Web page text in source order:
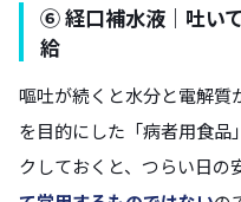
⑥ 経口補水液｜吐い
給
嘔吐が続くと水分と電解質
を目的にした「病者用食品
クしておくと、つらい日の